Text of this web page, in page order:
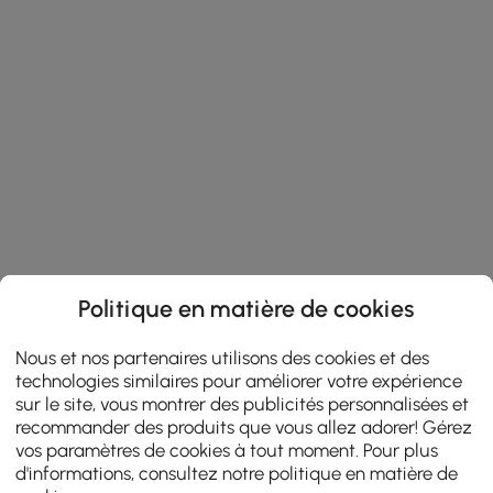
Politique en matière de cookies
Nous et nos partenaires utilisons des cookies et des
technologies similaires pour améliorer votre expérience
sur le site, vous montrer des publicités personnalisées et
recommander des produits que vous allez adorer! Gérez
vos paramètres de cookies à tout moment. Pour plus
d'informations, consultez notre politique en matière de